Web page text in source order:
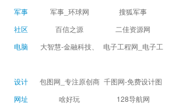
精准赛程赛果及角
军事
军事_环球网 搜狐军事
社区
百信之源 二佳资源网
电脑
大智慧-金融科技、
据,投资理财,港股,期
电子工程网_电子工
设计
包图网_专注原创商
用设计图片下载，
千图网-免费设计图
片素材网站-正版商
网址
啥好玩 128导航网